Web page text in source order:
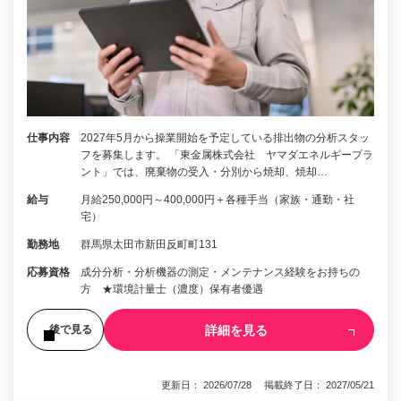
仕事内容
2027年5月から操業開始を予定している排出物の分析スタッ
フを募集します。 「東金属株式会社 ヤマダエネルギープラ
ント」では、廃棄物の受入・分別から焼却、焼却…
給与
月給250,000円～400,000円＋各種手当（家族・通勤・社
宅）
勤務地 群馬県太田市新田反町町131
応募資格
成分分析・分析機器の測定・メンテナンス経験をお持ちの
方 ★環境計量士（濃度）保有者優遇
後で見る 詳細を見る
更新日： 2026/07/28 掲載終了日： 2027/05/21